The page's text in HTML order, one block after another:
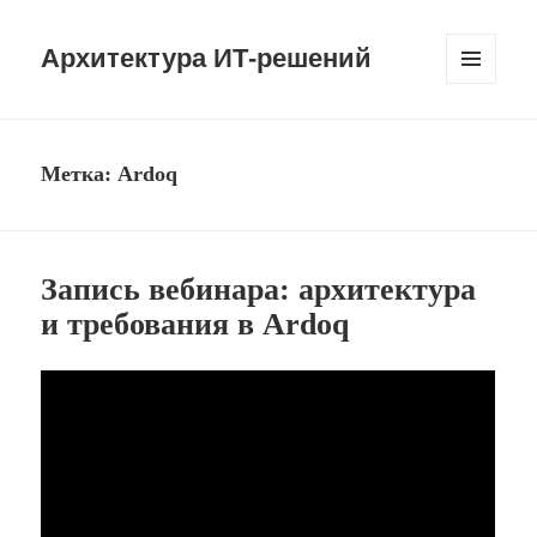
Архитектура ИТ-решений
Метка:Ardoq
Запись вебинара: архитектура
и требования в Ardoq